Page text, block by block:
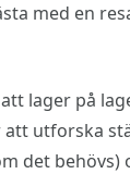
med en
lager på
utforska
det